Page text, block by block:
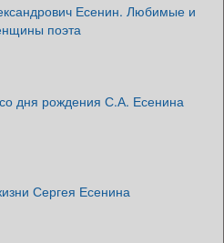
Есенин. Любимые и
поэта
дня рождения С.А. Есенина
Сергея Есенина